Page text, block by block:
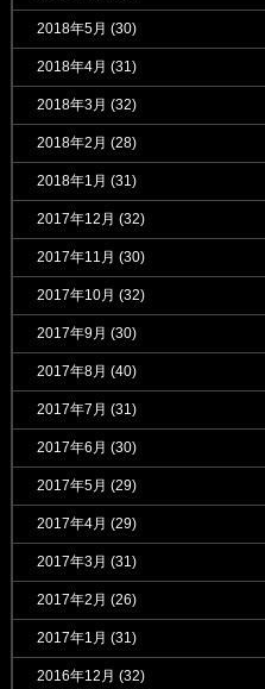
2018年5月 (30)
2018年4月 (31)
2018年3月 (32)
2018年2月 (28)
2018年1月 (31)
2017年12月 (32)
2017年11月 (30)
2017年10月 (32)
2017年9月 (30)
2017年8月 (40)
2017年7月 (31)
2017年6月 (30)
2017年5月 (29)
2017年4月 (29)
2017年3月 (31)
2017年2月 (26)
2017年1月 (31)
2016年12月 (32)